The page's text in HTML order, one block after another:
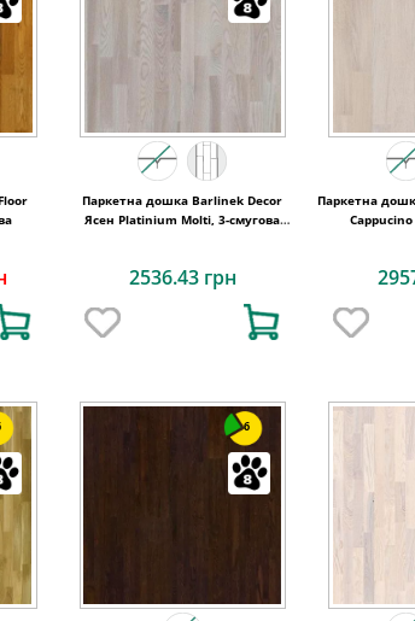
Паркетна дошка Barlinek Decor
Ясен Platinium Molti, 3-смугова
2536.43 грн
Паркетна
6